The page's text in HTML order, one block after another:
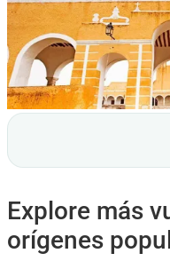
Explore más
orígenes